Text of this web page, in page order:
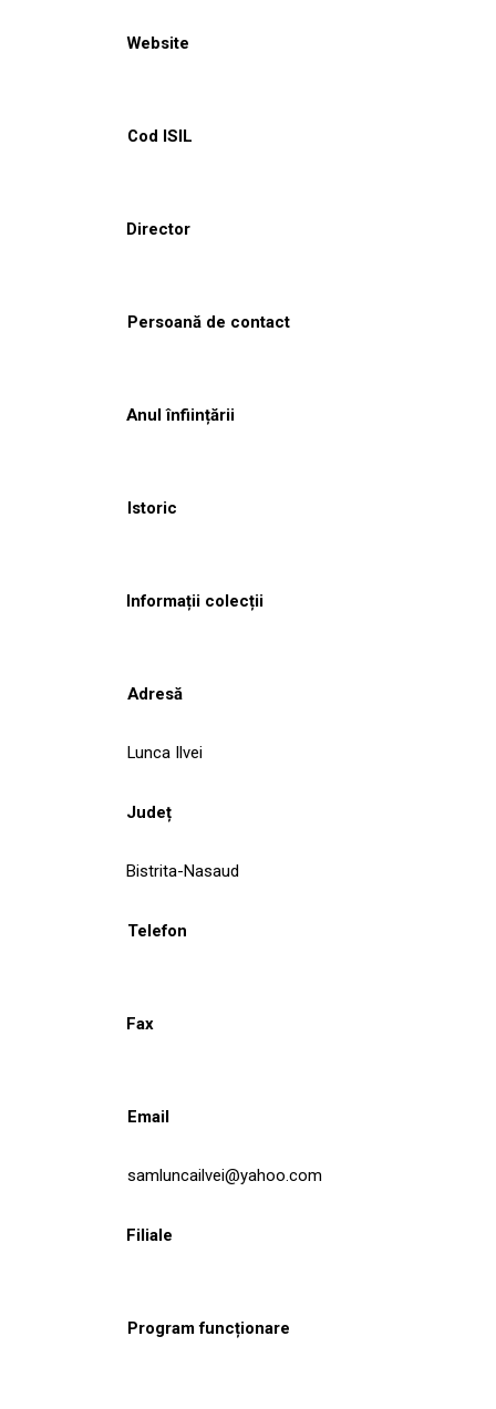
Website
Cod ISIL
Director
Persoană de contact
Anul înființării
Istoric
Informații colecții
Adresă
Lunca Ilvei
Județ
Bistrita-Nasaud
Telefon
Fax
Email
samluncailvei@yahoo.com
Filiale
Program funcționare